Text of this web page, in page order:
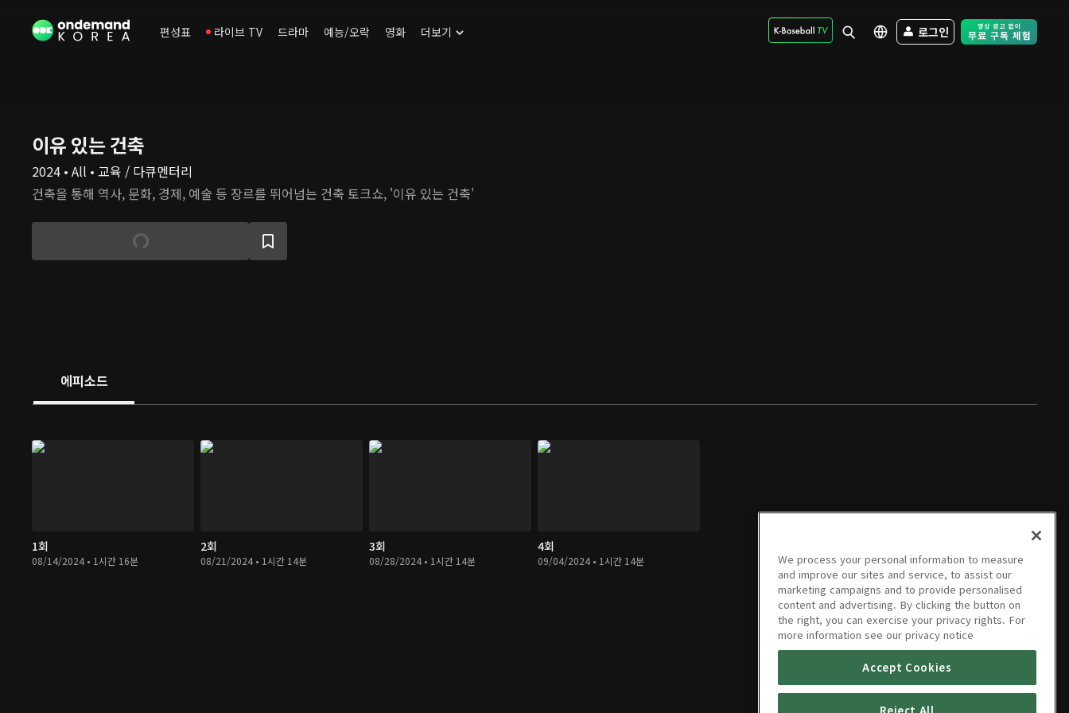
편성표 라이브 TV 드라마 예능/오락 영화 더보기 로그인 Free Trial -
이유 있는 건축
2024 • All • 교육 / 다큐멘터리
건축을 통해 역사, 문화, 경제, 예술 등 장르를 뛰어넘는 건축 토크쇼, '이유 있는 건축'
에피소드
1회
08/14/2024 • 1시간 16분
2회
08/21/2024 • 1시간 14분
3회
08/28/2024 • 1시간 14분
4회
09/04/2024 • 1시간 14분
We process your personal information to measure
and improve our sites and service, to assist our
marketing campaigns and to provide personalised
content and advertising. By clicking the button on
the right, you can exercise your privacy rights. For
more information see our privacy notice
Accept Cookies